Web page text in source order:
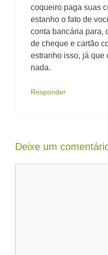
coqueiro paga suas
estanho o fato de
conta bancária para,
de cheque e cartão
estranho isso, já que
nada.
Responder
Deixe um